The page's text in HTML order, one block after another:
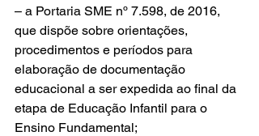
– a Portaria SME nº 7.598, de 2016,
que dispõe sobre orientações,
procedimentos e períodos para
elaboração de documentação
educacional a ser expedida ao final da
etapa de Educação Infantil para o
Ensino Fundamental;